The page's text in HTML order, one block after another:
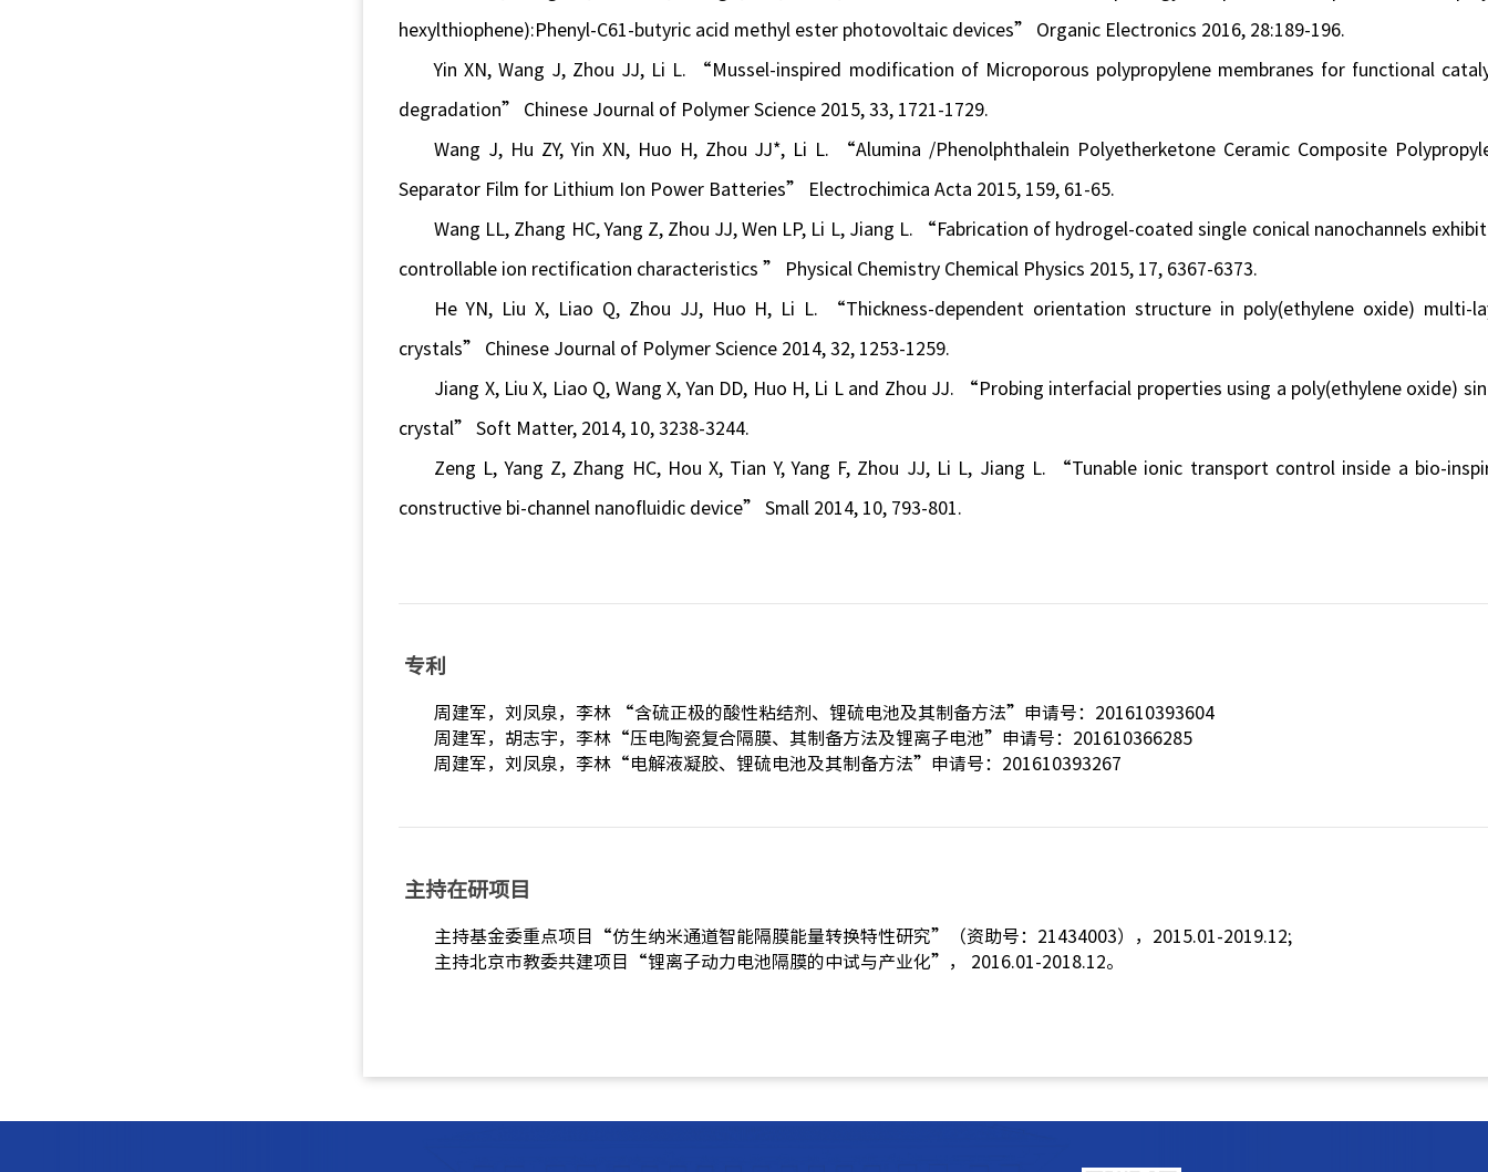
hexylthiophene):Phenyl-C61-butyric acid methyl ester photovoltaic devices” Organic Electronics 2016, 28:189-196.
Yin XN, Wang J, Zhou JJ, Li L. “Mussel-inspired modification of Microporous polypropylene membranes for functional
degradation” Chinese Journal of Polymer Science 2015, 33, 1721-1729.
Wang J, Hu ZY, Yin XN, Huo H, Zhou JJ*, Li L. “Alumina /Phenolphthalein Polyetherketone Ceramic Composite
Separator Film for Lithium Ion Power Batteries” Electrochimica Acta 2015, 159, 61-65.
Wang LL, Zhang HC, Yang Z, Zhou JJ, Wen LP, Li L, Jiang L. “Fabrication of hydrogel-coated single conical nanochannels
controllable ion rectification characteristics ” Physical Chemistry Chemical Physics 2015, 17, 6367-6373.
He YN, Liu X, Liao Q, Zhou JJ, Huo H, Li L. “Thickness-dependent orientation structure in poly(ethylene oxide) multi-
crystals” Chinese Journal of Polymer Science 2014, 32, 1253-1259.
Jiang X, Liu X, Liao Q, Wang X, Yan DD, Huo H, Li L and Zhou JJ. “Probing interfacial properties using a poly(ethylene oxide)
crystal” Soft Matter, 2014, 10, 3238-3244.
Zeng L, Yang Z, Zhang HC, Hou X, Tian Y, Yang F, Zhou JJ, Li L, Jiang L. “Tunable ionic transport control inside a bio-
constructive bi-channel nanofluidic device” Small 2014, 10, 793-801.
专利
周建军，刘凤泉，李林 “含硫正极的酸性粘结剂、锂硫电池及其制备方法”申请号：201610393604
周建军，胡志宇，李林“压电陶瓷复合隔膜、其制备方法及锂离子电池”申请号：201610366285
周建军，刘凤泉，李林“电解液凝胶、锂硫电池及其制备方法”申请号：201610393267
主持在研项目
主持基金委重点项目“仿生纳米通道智能隔膜能量转换特性研究”（资助号：21434003），2015.01-2019.12;
主持北京市教委共建项目“锂离子动力电池隔膜的中试与产业化”， 2016.01-2018.12。